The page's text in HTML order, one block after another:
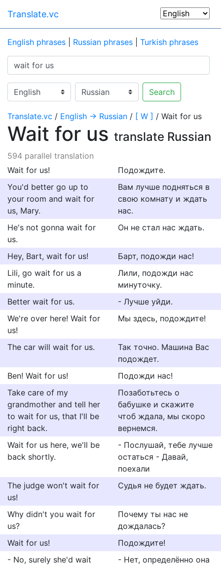
Translate.vc
English phrases Russian phrases Turkish phrases
Search
Translate.vc / English → Russian / [ W ] / Wait for us
Wait for us translate Russian
594 parallel translation
Wait for us!
Подождите.
You'd better go up to
your room and wait for
us, Mary.
Вам лучше подняться в
свою комнату и ждать
нас.
He's not gonna wait for
us.
Он не стал нас ждать.
Hey, Bart, wait for us!
Барт, подожди нас!
Lili, go wait for us a
minute.
Лили, подожди нас
минуточку.
Better wait for us.
- Лучше уйди.
We're over here! Wait for
us!
Мы здесь, подождите!
The car will wait for us.
Так точно. Машина Вас
подождет.
Ben! Wait for us!
Подожди нас!
Take care of my
grandmother and tell her
to wait for us, that I'll be
right back.
Позаботьтесь о
бабушке и скажите
чтоб ждала, мы скоро
вернемся.
Wait for us here, we'll be
back shortly.
- Послушай, тебе лучше
остаться - Давай,
поехали
The judge won't wait for
us!
Судья не будет ждать.
Why didn't you wait for
us?
Почему ты нас не
дождалась?
Wait for us!
Подождите!
- No, surely she'd wait
- Нет, определённо она